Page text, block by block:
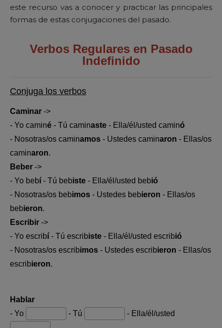
este recurso vas a conocer y practicar las principales
formas de estas conjugaciones del pasado.